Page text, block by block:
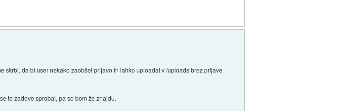
da bi user nekako zaobšel prijavo in lahko uploadal v /uploads brez prijave
te zadeve sprobal, pa se bom že znajdu.